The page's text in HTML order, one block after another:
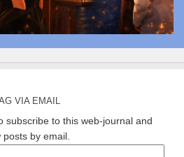
VIA EMAIL
subscribe to this web-journal and
by email.